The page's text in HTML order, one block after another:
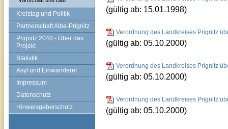
Kreistag und Politik
Partnerschaft Alba-Prignitz
Prignitz 2040 - Über das
Projekt
Statistik
Asyl und Einwanderer
Impressum
Datenschutz
Hinweisgeberschutz
(gültig ab: 15.01.1998)
Verordnung des Landkreises Prignitz
(gültig ab: 05.10.2000)
Verordnung des Landkreises Prignitz
(gültig ab: 05.10.2000)
Verordnung des Landkreises Prignitz
(gültig ab: 05.10.2000)